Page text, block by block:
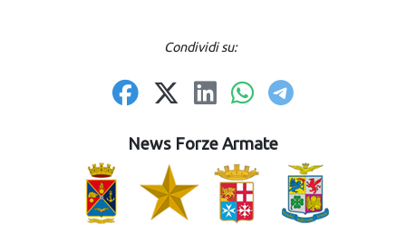
Condividi su:
News Forze Armate